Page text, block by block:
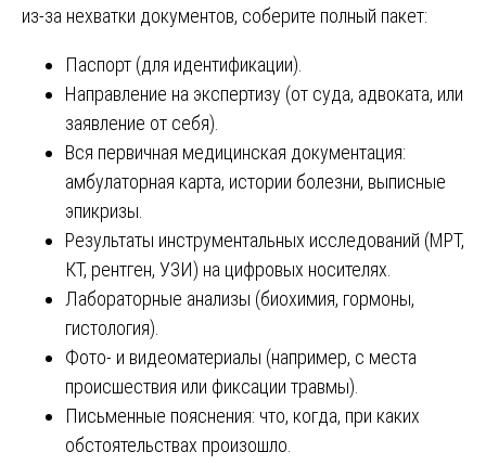
из-за нехватки документов, соберите полный пакет:
Паспорт (для идентификации).
Направление на экспертизу (от суда, адвоката, или
заявление от себя).
Вся первичная медицинская документация:
амбулаторная карта, истории болезни, выписные
эпикризы.
Результаты инструментальных исследований (МРТ,
КТ, рентген, УЗИ) на цифровых носителях.
Лабораторные анализы (биохимия, гормоны,
гистология).
Фото- и видеоматериалы (например, с места
происшествия или фиксации травмы).
Письменные пояснения: что, когда, при каких
обстоятельствах произошло.